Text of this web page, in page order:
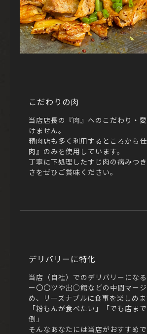
こだわりの肉
当店店長の『肉』へのこだわり・
けません。
精肉店も多く利用するところから
肉』のみを使用しています。
丁寧に下処理したすじ肉の病みつ
さをぜひご賞味ください。
デリバリーに特化
当店（自社）でのデリバリーにな
ー〇〇ツや出○館などの中間マー
め、リーズナブルに食事を楽しめま
「粉もんが食べたい」「でも店ま
倒」
そんなあなたには当店がおすすめで